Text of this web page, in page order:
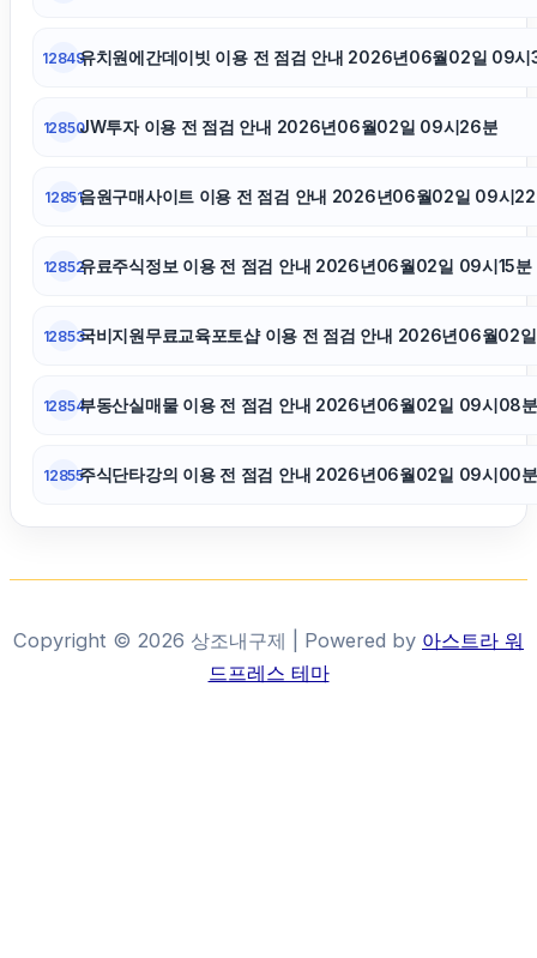
12849유치원에간데이빗 이용 전 점검 안내 2026년06월02일 09
12850JW투자 이용 전 점검 안내 2026년06월02일 09시26분
12851음원구매사이트 이용 전 점검 안내 2026년06월02일 09시
12852유료주식정보 이용 전 점검 안내 2026년06월02일 09시15분
12853국비지원무료교육포토샵 이용 전 점검 안내 2026년06월02
12854부동산실매물 이용 전 점검 안내 2026년06월02일 09시08분
12855주식단타강의 이용 전 점검 안내 2026년06월02일 09시00분
Copyright © 2026 상조내구제 | Powered by 아스트라 워
드프레스 테마